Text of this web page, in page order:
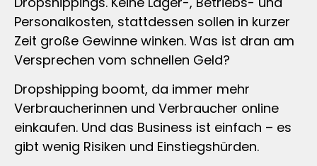
Personalkosten, stattdessen sollen in kurzer
Zeit große Gewinne winken. Was ist dran am
Versprechen vom schnellen Geld?
Dropshipping boomt, da immer mehr
Verbraucherinnen und Verbraucher online
einkaufen. Und das Business ist einfach – es
gibt wenig Risiken und Einstiegshürden.